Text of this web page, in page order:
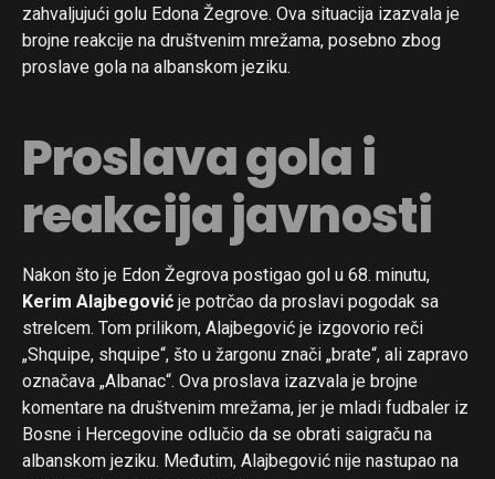
zahvaljujući golu Edona Žegrove. Ova situacija izazvala je
brojne reakcije na društvenim mrežama, posebno zbog
proslave gola na albanskom jeziku.
Proslava gola i
reakcija javnosti
Nakon što je Edon Žegrova postigao gol u 68. minutu,
Kerim Alajbegović je potrčao da proslavi pogodak sa
strelcem. Tom prilikom, Alajbegović je izgovorio reči
„Shquipe, shquipe“, što u žargonu znači „brate“, ali zapravo
označava „Albanac“. Ova proslava izazvala je brojne
komentare na društvenim mrežama, jer je mladi fudbaler iz
Bosne i Hercegovine odlučio da se obrati saigraču na
albanskom jeziku. Međutim, Alajbegović nije nastupao na